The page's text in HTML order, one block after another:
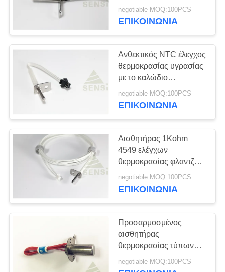
SITEMAP
PRIVACY
POLICY
ιατρικός αισθητήρας
θερμοκρασίας
Θερμική αντίσταση
λεπτών ταινιών
6
αυτοκίνητος
για τον εξοπλισμό ψύξης
κουζινών
negotiable MOQ:100PCS
ΕΠΙΚΟΙΝΩΝΙΑ
Ανθεκτικός NTC έλεγχος
θερμοκρασίας υγρασίας
με το καλώδιο
πηκτωμάτων πυριτίου
φίμπεργκλας για το
negotiable MOQ:100PCS
ΕΠΙΚΟΙΝΩΝΙΑ
Αισθητήρας 1Kohm
4549 ελέγχων
θερμοκρασίας φλαντζών
NTC για Roaster/τη
φρυγανιέρα
negotiable MOQ:100PCS
ΕΠΙΚΟΙΝΩΝΙΑ
Προσαρμοσμένος
αισθητήρας
θερμοκρασίας τύπων
NTC φλαντζών
ανθεκτικός για υψηλής
negotiable MOQ:100PCS